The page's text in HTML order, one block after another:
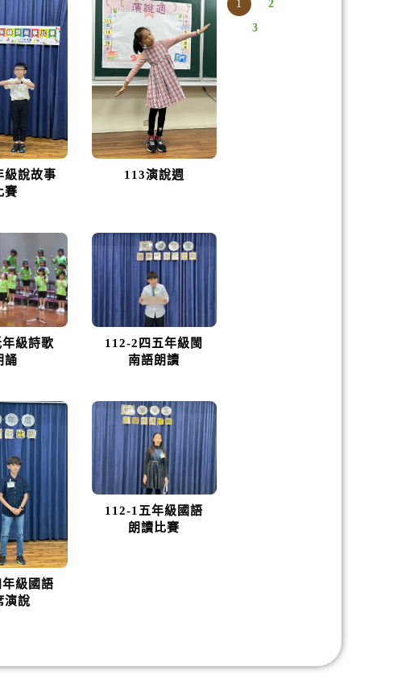
級說故事
賽
113演說週
級詩歌
誦
112-2四五年級閩
南語朗讀
級國語
演說
112-1五年級國語
朗讀比賽
1
2
3